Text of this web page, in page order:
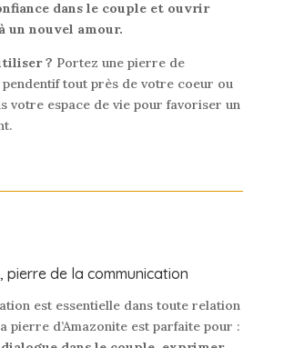
dans le couple et ouvrir
un nouvel amour.
? Portez une pierre de
pendentif tout près de votre coeur ou
votre espace de vie pour favoriser un
pierre de la communication
est essentielle dans toute relation
pierre d’Amazonite est parfaite pour :